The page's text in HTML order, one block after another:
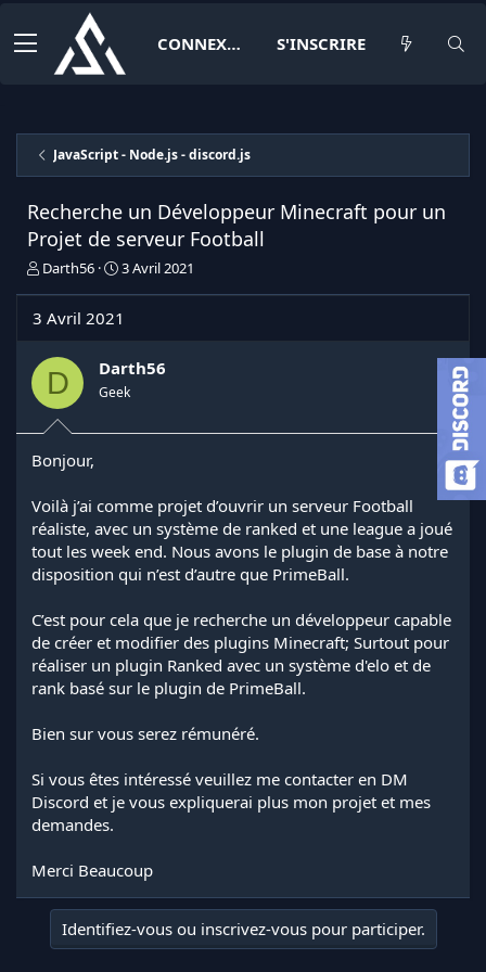
CONNEXION S'INSCRIRE
JavaScript - Node.js - discord.js
Recherche un Développeur Minecraft pour un
Projet de serveur Football
I
a
e
u
d
l
a
d
i
s
u
s
s
i
o
Darth56
D
e
e
d
é
3 Avril 2021
3 Avril 2021
D Darth56
Geek
Bonjour,
Voilà j’ai comme projet d’ouvrir un serveur Football
réaliste, avec un système de ranked et une league a joué
tout les week end. Nous avons le plugin de base à notre
disposition qui n’est d’autre que PrimeBall.
C’est pour cela que je recherche un développeur capable
de créer et modifier des plugins Minecraft; Surtout pour
réaliser un plugin Ranked avec un système d'elo et de
rank basé sur le plugin de PrimeBall.
Bien sur vous serez rémunéré.
Si vous êtes intéressé veuillez me contacter en DM
Discord et je vous expliquerai plus mon projet et mes
demandes.
Merci Beaucoup
Identifiez-vous ou inscrivez-vous pour participer.